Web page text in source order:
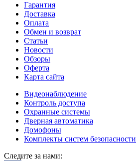
Гарантия
Доставка
Оплата
Обмен и возврат
Статьи
Новости
Обзоры
Оферта
Карта сайта
Видеонаблюдение
Контроль доступа
Охранные системы
Дверная автоматика
Домофоны
Комплекты систем безопасности
Следите за нами: